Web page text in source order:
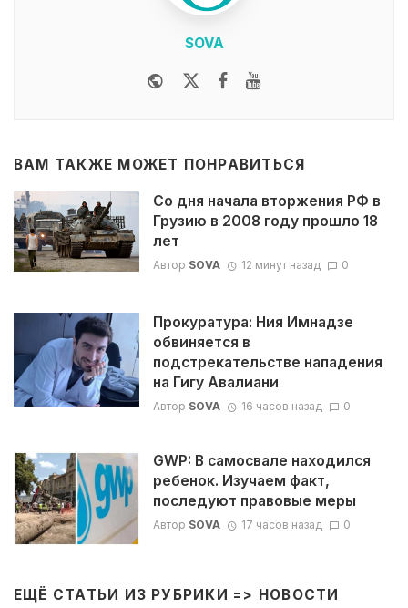
SOVA
WebsiteTwitterFacebook
ВАМ ТАКЖЕ МОЖЕТ ПОНРАВИТЬСЯ
Со дня начала вторжения РФ в
Грузию в 2008 году прошло 18
лет
Автор SOVA 12 минут назад 0
Прокуратура: Ния Имнадзе
обвиняется в
подстрекательстве нападения
на Гигу Авалиани
Автор SOVA 16 часов назад 0
GWP: В самосвале находился
ребенок. Изучаем факт,
последуют правовые меры
Автор SOVA 17 часов назад 0
ЕЩЁ СТАТЬИ ИЗ РУБРИКИ => НОВОСТИ